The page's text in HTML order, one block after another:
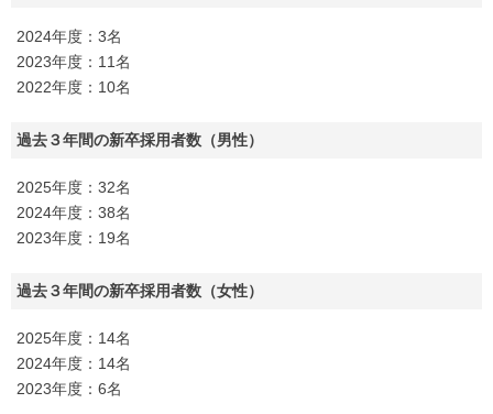
2024年度：3名
2023年度：11名
2022年度：10名
過去３年間の新卒採用者数（男性）
2025年度：32名
2024年度：38名
2023年度：19名
過去３年間の新卒採用者数（女性）
2025年度：14名
2024年度：14名
2023年度：6名